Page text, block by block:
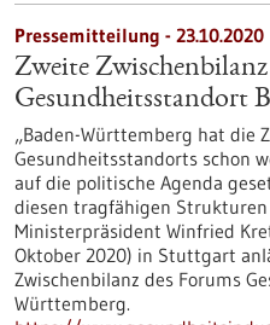
Pressemitteilung - 23.10.2020
Zweite
Gesundheitsstandort
„Baden-Württemberg hat die
Gesundheitsstandorts schon
auf die politische Agenda
diesen tragfähigen
Ministerpräsident Winfried
Oktober 2020) in Stuttgart
Zwischenbilanz des Forums
Württemberg.